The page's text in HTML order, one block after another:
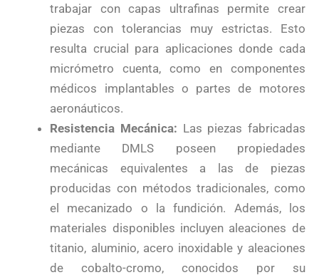
trabajar con capas ultrafinas permite crear
piezas con tolerancias muy estrictas. Esto
resulta crucial para aplicaciones donde cada
micrómetro cuenta, como en componentes
médicos implantables o partes de motores
aeronáuticos.
Resistencia Mecánica: Las piezas fabricadas
mediante DMLS poseen propiedades
mecánicas equivalentes a las de piezas
producidas con métodos tradicionales, como
el mecanizado o la fundición. Además, los
materiales disponibles incluyen aleaciones de
titanio, aluminio, acero inoxidable y aleaciones
de cobalto-cromo, conocidos por su